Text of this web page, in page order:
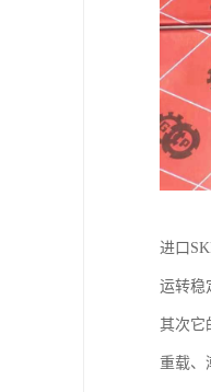
进口
运转稳
其次它
重载、